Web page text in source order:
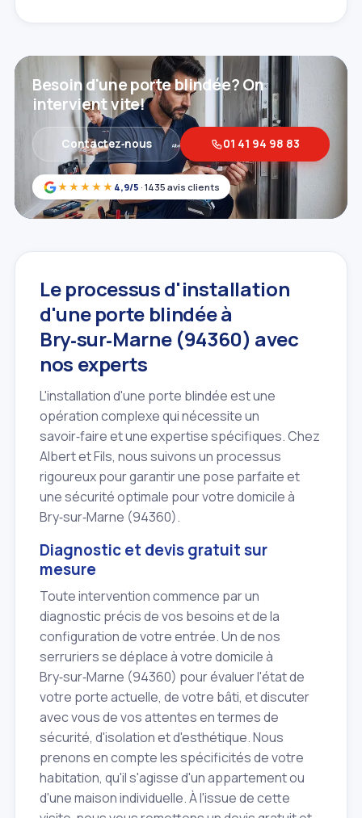
★★★★★ 4,9/5 · 1435 avis clients
Besoin d'une porte blindée? On
intervient vite!
Contactez‑nous 01 41 94 98 83
Le processus d'installation
d'une porte blindée à
Bry‑sur‑Marne (94360) avec
nos experts
L'installation d'une porte blindée est une
opération complexe qui nécessite un
savoir‑faire et une expertise spécifiques. Chez
Albert et Fils, nous suivons un processus
rigoureux pour garantir une pose parfaite et
une sécurité optimale pour votre domicile à
Bry‑sur‑Marne (94360).
Diagnostic et devis gratuit sur
mesure
Toute intervention commence par un
diagnostic précis de vos besoins et de la
configuration de votre entrée. Un de nos
serruriers se déplace à votre domicile à
Bry‑sur‑Marne (94360) pour évaluer l'état de
votre porte actuelle, de votre bâti, et discuter
avec vous de vos attentes en termes de
sécurité, d'isolation et d'esthétique. Nous
prenons en compte les spécificités de votre
habitation, qu'il s'agisse d'un appartement ou
d'une maison individuelle. À l'issue de cette